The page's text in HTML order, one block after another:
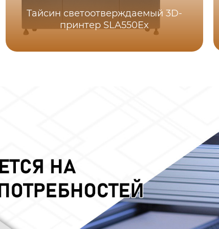
Тайсин светоотверждаемый 3D-
принтер SLA550Ex